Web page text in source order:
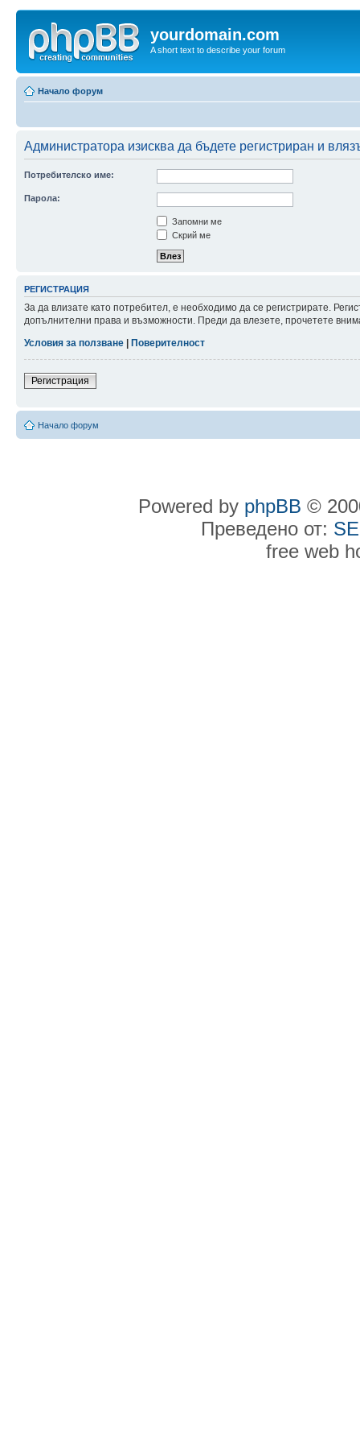
yourdomain.com
A short text to describe your forum
Начало форум
Администратора изисква да бъдете регистриран и
Потребителско име:
Парола:
Запомни ме
Скрий ме
РЕГИСТРАЦИЯ
За да влизате като потребител, е необходимо да се регистрирате.
допълнителни права и възможности. Преди да влезете, прочетете
Условия за ползване
Поверителност
Регистрация
Начало форум
Powered by phpBB ©
Преведено от:
free web